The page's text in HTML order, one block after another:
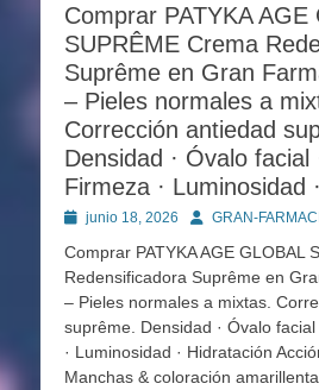
Comprar PATYKA AGE
SUPRÊME Crema
Suprême en Gran
– Pieles normales a
Corrección antiedad
Densidad · Óvalo facial
Firmeza · Luminosidad ·
Publicado
junio 18, 2026 AutorGRAN-
Comprar PATYKA AGE GLOBAL
Redensificadora Suprême en
– Pieles normales a mixtas.
suprême. Densidad · Óvalo facial
· Luminosidad · Hidratación
Manchas & coloración